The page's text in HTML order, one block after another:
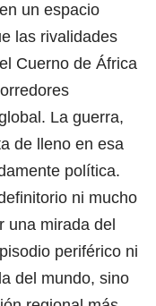
un espacio
las rivalidades
Cuerno de África
La guerra,
de lleno en esa
política.
ni mucho
una mirada del
periférico ni
del mundo, sino